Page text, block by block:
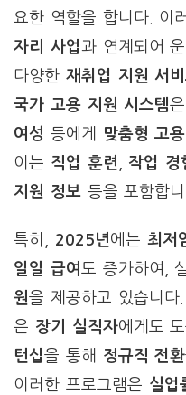
요한 역할을 합니다. 이
자리 사업과 연계되어
다양한 재취업 지원 서
국가 고용 지원 시스템은
여성 등에게 맞춤형 고
이는 직업 훈련 작업 경
지원 정보등을 포함합니
특히, 2025년에는 최저
일일 급여 도 증가하여,
원을 제공하고 있습니
은 장기 실직자에게도
턴십을 통해 정규직 전환
이러한 프로그램은 실업